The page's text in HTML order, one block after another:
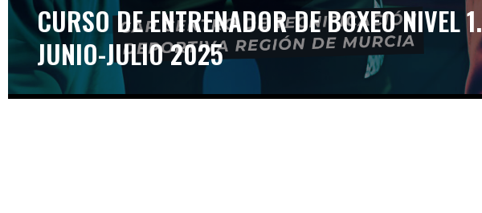
CURSO DE ENTRENADOR DE BOXEO NIVEL 1.
JUNIO-JULIO 2025